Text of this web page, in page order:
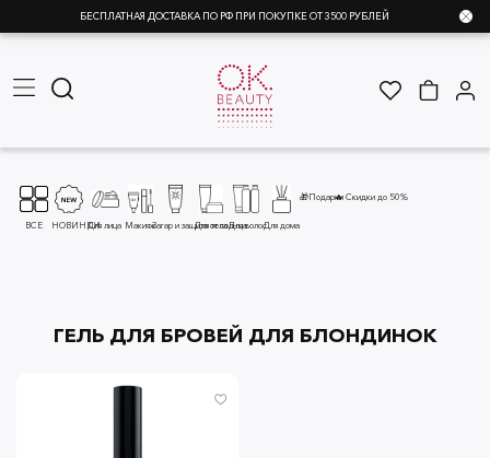
БЕСПЛАТНАЯ ДОСТАВКА ПО РФ ПРИ ПОКУПКЕ ОТ 3500 РУБЛЕЙ
ВСЕ НОВИНКИДля лица МакияжЗагар и защита от солнца
Для телаДля волосДля дома
🎁Подарки🔥 Скидки до 50%
ГЕЛЬ ДЛЯ БРОВЕЙ ДЛЯ БЛОНДИНОК